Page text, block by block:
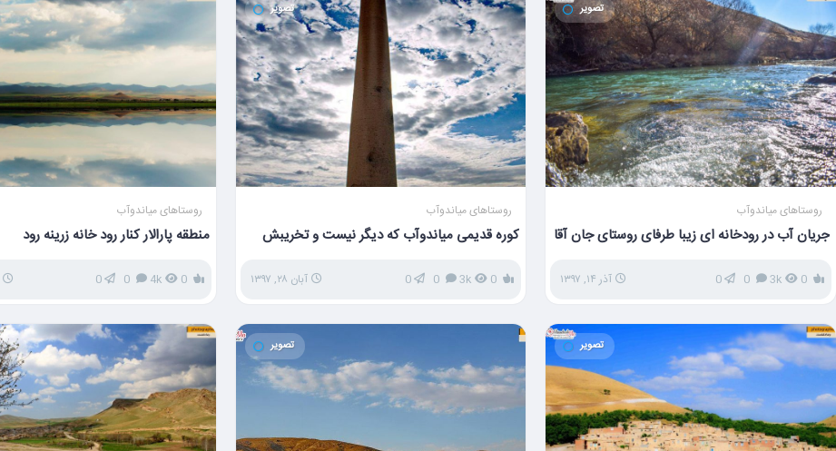
تصویر
روستاهای میاندوآب
جریان آب در رودخانه ای زیبا طرفای روستای جان آقا
0
3k
0
0 آذر ۱۴, ۱۳۹۷
تصویر
روستاهای میاندوآب
کوره قدیمی میاندوآب که دیگر نیست و تخریبش
3k
0 آبان ۲۸, ۱۳۹۷
روستاهای میاندوآب
منطقه پارالار کنار رود خانه زرینه رود
4k
0
تصویر تصویر